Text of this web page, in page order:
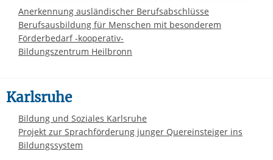
Anerkennung ausländischer Berufsabschlüsse
Berufsausbildung für Menschen mit besonderem
Förderbedarf -kooperativ-
Bildungszentrum Heilbronn
Karlsruhe
Bildung und Soziales Karlsruhe
Projekt zur Sprachförderung junger Quereinsteiger ins
Bildungssystem